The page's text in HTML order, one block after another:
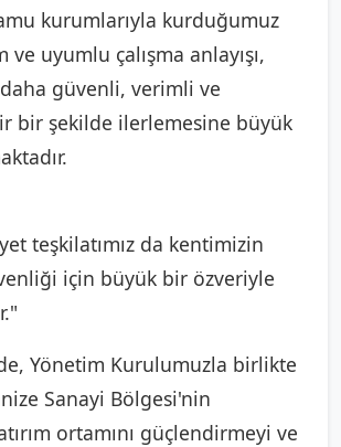
kurumlarıyla kurduğumuz
uyumlu çalışma anlayışı,
güvenli, verimli ve
bir şekilde ilerlemesine büyük
teşkilatımız da kentimizin
için büyük bir özveriyle
Yönetim Kurulumuzla birlikte
Sanayi Bölgesi'nin
ortamını güçlendirmeyi ve